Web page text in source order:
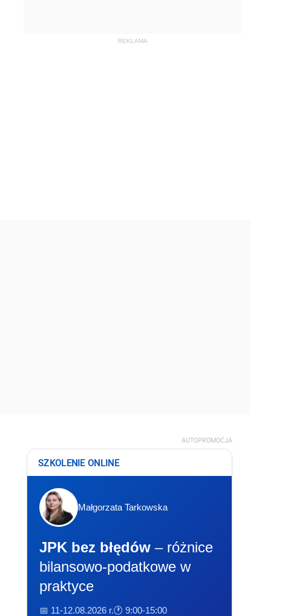
AUTOPROMOCJA
SZKOLENIE ONLINE
Małgorzata Tarkowska
JPK bez błędów – różnice
bilansowo-podatkowe w
praktyce
📅 11-12.08.2026 r.🕐 9:00-15:00